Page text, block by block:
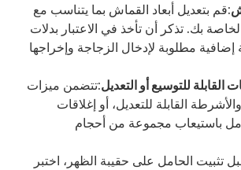
:قم بتعديل أبعاد القماش بما يتناسب مع
بك. تذكر أن تأخذ في الاعتبار بدلات
مطلوبة لإدخال الزجاجة وإخراجها
للتوسيع أو التعديل:تتضمن ميزات
القابلة للتعديل، أو إغلاقات
باستيعاب مجموعة من أحجام
تثبيت الحامل على حقيبة الظهر، اختبر